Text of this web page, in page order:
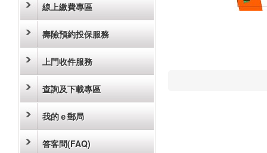
線上繳費專區
壽險預約投保服務
上門收件服務
查詢及下載專區
我的ｅ郵局
答客問(FAQ)